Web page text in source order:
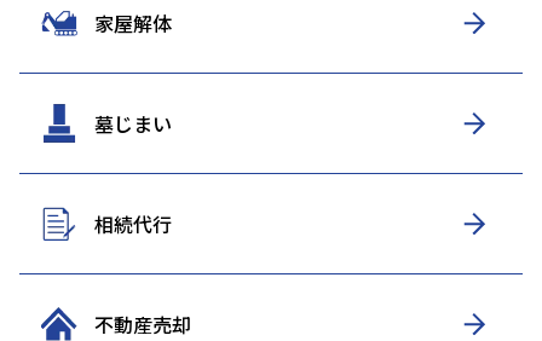
家屋解体
墓じまい
相続代行
不動産売却